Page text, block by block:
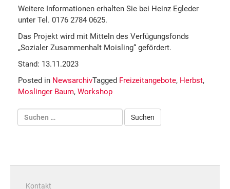
Weitere Informationen erhalten Sie bei Heinz Egleder
unter Tel. 0176 2784 0625.
Das Projekt wird mit Mitteln des Verfügungsfonds
„Sozialer Zusammenhalt Moisling“ gefördert.
Stand: 13.11.2023
Posted in NewsarchivTagged Freizeitangebote, Herbst,
Moslinger Baum, Workshop
Kontakt